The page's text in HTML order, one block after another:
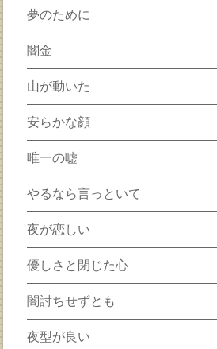
夢のために
闇金
山が動いた
安らかな顔
唯一の嘘
やるなら言っといて
夜が恋しい
優しさと閉じた心
闇討ちせずとも
夜型が良い